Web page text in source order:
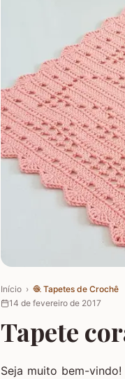
Início › 🧶 Tapetes de Crochê
14 de fevereiro de 2017
Tapete
Seja muito bem-